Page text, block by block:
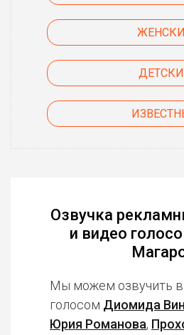
Озвучка
и видео
Мы можем озвучить
голосом Диомида
Юрия Романова,